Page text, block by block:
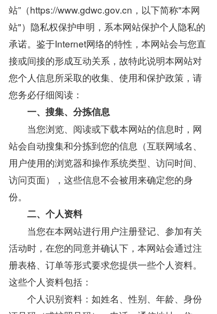
站”（https://www.gdwc.gov.cn，以下简称"本网
站"）隐私权保护申明，系本网站保护个人隐私的
承诺。鉴于Internet网络的特性，本网站会与您直
接或间接的形成互动关系，故特此说明本网站对
您个人信息所采取的收集、使用和保护政策，请
您务必仔细阅读：
一、搜集、分拣信息
当您浏览、阅读或下载本网站的信息时，网
站会自动搜集和分拣到您的信息（互联网域名、
用户使用的浏览器和操作系统类型、访问时间、
访问页面），这些信息不会被用来确定您的身
份。
二、个人资料
当您在本网站进行用户注册登记、参加有关
活动时，在您的同意并确认下，本网站会通过注
册表格、订单等形式要求您提供一些个人资料。
这些个人资料包括：
个人识别资料：如姓名、性别、年龄、身份